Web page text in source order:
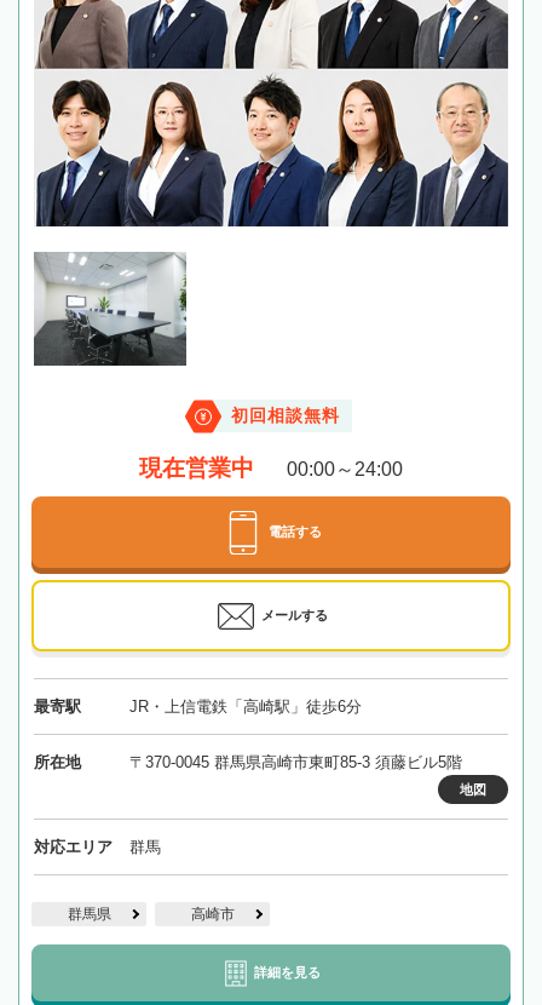
初回相談無料
現在営業中 00:00～24:00
電話する
メールする
最寄駅 JR・上信電鉄「高崎駅」徒歩6分
所在地 〒370-0045 群馬県高崎市東町85-3 須藤ビル5階
地図
対応エリア 群馬
群馬県 高崎市
詳細を見る